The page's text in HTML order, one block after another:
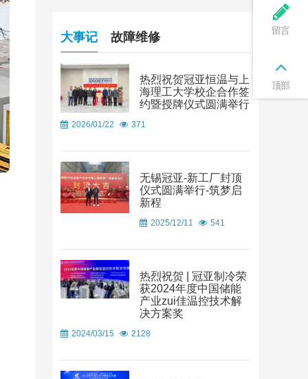
大事记 故障维修
热烈祝贺冠亚恒温与上
海理工大学校企合作签
约暨授牌仪式圆满举行
2026/01/22 371
无锡冠亚-新工厂封顶
仪式圆满举行-筑梦启
新程
2025/12/11 541
热烈祝贺 | 冠亚制冷荣
获2024年度中国储能
产业zui佳温控技术解
决方案奖
2024/03/15 2128
留言
顶部